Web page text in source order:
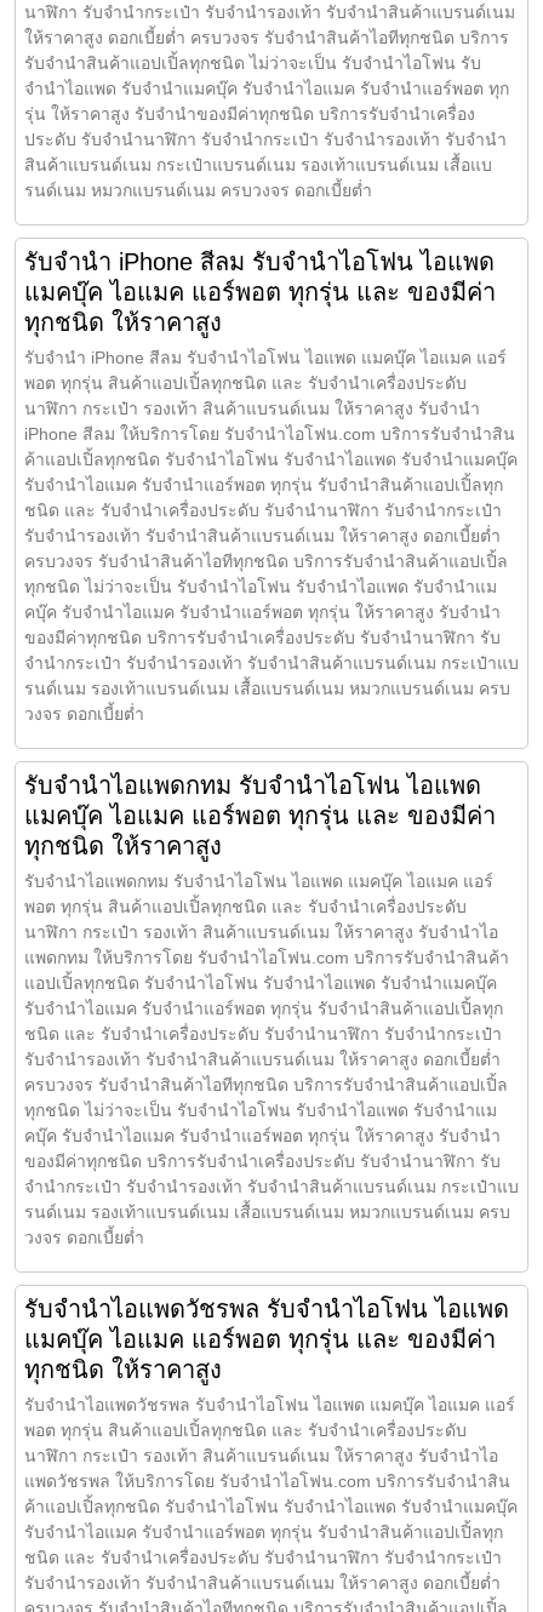
นาฬิกา รับจำนำกระเป๋า รับจำนำรองเท้า รับจำนำสินค้าแบรนด์เนม
ให้ราคาสูง ดอกเบี้ยต่ำ ครบวงจร รับจำนำสินค้าไอทีทุกชนิด บริการ
รับจำนำสินค้าแอปเปิ้ลทุกชนิด ไม่ว่าจะเป็น รับจำนำไอโฟน รับ
จำนำไอแพด รับจำนำแมคบุ๊ค รับจำนำไอแมค รับจำนำแอร์พอต ทุก
รุ่น ให้ราคาสูง รับจำนำของมีค่าทุกชนิด บริการรับจำนำเครื่อง
ประดับ รับจำนำนาฬิกา รับจำนำกระเป๋า รับจำนำรองเท้า รับจำนำ
สินค้าแบรนด์เนม กระเป๋าแบรนด์เนม รองเท้าแบรนด์เนม เสื้อแบ
รนด์เนม หมวกแบรนด์เนม ครบวงจร ดอกเบี้ยต่ำ
รับจำนำ iPhone สีลม รับจำนำไอโฟน ไอแพด
แมคบุ๊ค ไอแมค แอร์พอต ทุกรุ่น และ ของมีค่า
ทุกชนิด ให้ราคาสูง
รับจำนำ iPhone สีลม รับจำนำไอโฟน ไอแพด แมคบุ๊ค ไอแมค แอร์
พอต ทุกรุ่น สินค้าแอปเปิ้ลทุกชนิด และ รับจำนำเครื่องประดับ
นาฬิกา กระเป๋า รองเท้า สินค้าแบรนด์เนม ให้ราคาสูง รับจำนำ
iPhone สีลม ให้บริการโดย รับจํานําไอโฟน.com บริการรับจำนำสิน
ค้าแอปเปิ้ลทุกชนิด รับจำนำไอโฟน รับจำนำไอแพด รับจำนำแมคบุ๊ค
รับจำนำไอแมค รับจำนำแอร์พอต ทุกรุ่น รับจำนำสินค้าแอปเปิ้ลทุก
ชนิด และ รับจำนำเครื่องประดับ รับจำนำนาฬิกา รับจำนำกระเป๋า
รับจำนำรองเท้า รับจำนำสินค้าแบรนด์เนม ให้ราคาสูง ดอกเบี้ยต่ำ
ครบวงจร รับจำนำสินค้าไอทีทุกชนิด บริการรับจำนำสินค้าแอปเปิ้ล
ทุกชนิด ไม่ว่าจะเป็น รับจำนำไอโฟน รับจำนำไอแพด รับจำนำแม
คบุ๊ค รับจำนำไอแมค รับจำนำแอร์พอต ทุกรุ่น ให้ราคาสูง รับจำนำ
ของมีค่าทุกชนิด บริการรับจำนำเครื่องประดับ รับจำนำนาฬิกา รับ
จำนำกระเป๋า รับจำนำรองเท้า รับจำนำสินค้าแบรนด์เนม กระเป๋าแบ
รนด์เนม รองเท้าแบรนด์เนม เสื้อแบรนด์เนม หมวกแบรนด์เนม ครบ
วงจร ดอกเบี้ยต่ำ
รับจำนำไอแพดกทม รับจำนำไอโฟน ไอแพด
แมคบุ๊ค ไอแมค แอร์พอต ทุกรุ่น และ ของมีค่า
ทุกชนิด ให้ราคาสูง
รับจำนำไอแพดกทม รับจำนำไอโฟน ไอแพด แมคบุ๊ค ไอแมค แอร์
พอต ทุกรุ่น สินค้าแอปเปิ้ลทุกชนิด และ รับจำนำเครื่องประดับ
นาฬิกา กระเป๋า รองเท้า สินค้าแบรนด์เนม ให้ราคาสูง รับจำนำไอ
แพดกทม ให้บริการโดย รับจํานําไอโฟน.com บริการรับจำนำสินค้า
แอปเปิ้ลทุกชนิด รับจำนำไอโฟน รับจำนำไอแพด รับจำนำแมคบุ๊ค
รับจำนำไอแมค รับจำนำแอร์พอต ทุกรุ่น รับจำนำสินค้าแอปเปิ้ลทุก
ชนิด และ รับจำนำเครื่องประดับ รับจำนำนาฬิกา รับจำนำกระเป๋า
รับจำนำรองเท้า รับจำนำสินค้าแบรนด์เนม ให้ราคาสูง ดอกเบี้ยต่ำ
ครบวงจร รับจำนำสินค้าไอทีทุกชนิด บริการรับจำนำสินค้าแอปเปิ้ล
ทุกชนิด ไม่ว่าจะเป็น รับจำนำไอโฟน รับจำนำไอแพด รับจำนำแม
คบุ๊ค รับจำนำไอแมค รับจำนำแอร์พอต ทุกรุ่น ให้ราคาสูง รับจำนำ
ของมีค่าทุกชนิด บริการรับจำนำเครื่องประดับ รับจำนำนาฬิกา รับ
จำนำกระเป๋า รับจำนำรองเท้า รับจำนำสินค้าแบรนด์เนม กระเป๋าแบ
รนด์เนม รองเท้าแบรนด์เนม เสื้อแบรนด์เนม หมวกแบรนด์เนม ครบ
วงจร ดอกเบี้ยต่ำ
รับจำนำไอแพดวัชรพล รับจำนำไอโฟน ไอแพด
แมคบุ๊ค ไอแมค แอร์พอต ทุกรุ่น และ ของมีค่า
ทุกชนิด ให้ราคาสูง
รับจำนำไอแพดวัชรพล รับจำนำไอโฟน ไอแพด แมคบุ๊ค ไอแมค แอร์
พอต ทุกรุ่น สินค้าแอปเปิ้ลทุกชนิด และ รับจำนำเครื่องประดับ
นาฬิกา กระเป๋า รองเท้า สินค้าแบรนด์เนม ให้ราคาสูง รับจำนำไอ
แพดวัชรพล ให้บริการโดย รับจํานําไอโฟน.com บริการรับจำนำสิน
ค้าแอปเปิ้ลทุกชนิด รับจำนำไอโฟน รับจำนำไอแพด รับจำนำแมคบุ๊ค
รับจำนำไอแมค รับจำนำแอร์พอต ทุกรุ่น รับจำนำสินค้าแอปเปิ้ลทุก
ชนิด และ รับจำนำเครื่องประดับ รับจำนำนาฬิกา รับจำนำกระเป๋า
รับจำนำรองเท้า รับจำนำสินค้าแบรนด์เนม ให้ราคาสูง ดอกเบี้ยต่ำ
ครบวงจร รับจำนำสินค้าไอทีทุกชนิด บริการรับจำนำสินค้าแอปเปิ้ล